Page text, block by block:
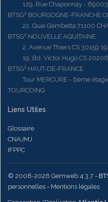
129, Rue Chaponnay - 69003
BTSG² BOURGOGNE-FRANCHE
22, Quai Gambetta 71100
BTSG² NOUVELLE AQUITAINE
2, Avenue Thiers CS 30159
19, Bd. Victor Hugo CS 20206
BTSG² HAUT-DE-FRANCE
Tour MERCURE - 6ème
TOURCOING
Liens Utiles
Glossaire
CNAJMJ
IFPPC
© 2008-2026 Gemweb 4.3.7 -
personnelles - Mentions légales